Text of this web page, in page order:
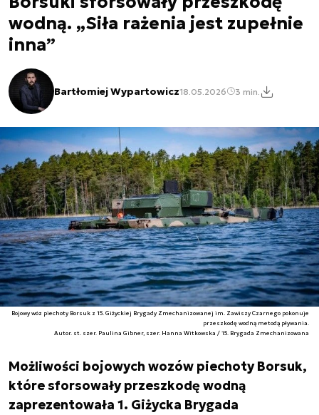
wodną. „Siła rażenia jest zupełnie
inna”
Bartłomiej Wypartowicz18.05.2026 3 min.
Bojowy wóz piechoty Borsuk z 15. Giżyckiej Brygady Zmechanizowanej im. Zawiszy Czarnego pokonuje
przeszkodę wodną metodą pływania.
Autor. st. szer. Paulina Gibner, szer. Hanna Witkowska / 15. Brygada Zmechanizowana
Możliwości bojowych wozów piechoty Borsuk,
które sforsowały przeszkodę wodną
zaprezentowała 1. Giżycka Brygada